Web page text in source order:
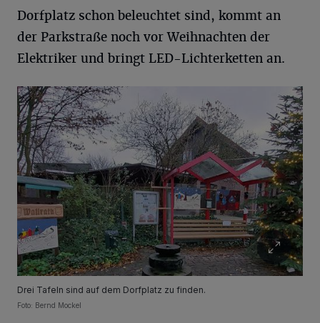
Dorfplatz schon beleuchtet sind, kommt an
der Parkstraße noch vor Weihnachten der
Elektriker und bringt LED-Lichterketten an.
Drei Tafeln sind auf dem Dorfplatz zu finden.
Foto: Bernd Mockel